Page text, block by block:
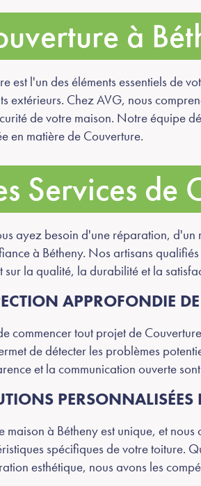
à
est l'un des éléments essentiels de
extérieurs. Chez AVG, nous
de votre maison. Notre équipe
en matière de Couverture.
Services de
ayez besoin d'une réparation,
à Bétheny. Nos artisans
sur la qualité, la durabilité et la
APPROFONDIE
commencer tout projet de
de détecter les problèmes
et la communication ouverte
maison à Bétheny est unique, et
spécifiques de votre toiture.
esthétique, nous avons les